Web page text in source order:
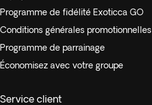
Programme de fidélité Exoticca GO
Conditions générales promotionnelles
Programme de parrainage
Économisez avec votre groupe
Service client